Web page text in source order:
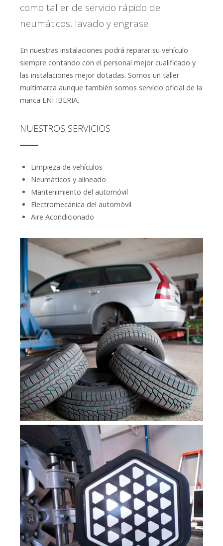
como taller de servicio rápido de
neumáticos, lavado y engrase.
En nuestras instalaciones podrá reparar su vehículo
siempre contando con el personal mejor cualificado y
las instalaciones mejor dotadas. Somos un taller
multimarca aunque también somos servicio oficial de la
marca ENI IBERIA.
NUESTROS SERVICIOS
Limpieza de vehículos
Neumáticos y alineado
Mantenimiento del automóvil
Electromecánica del automóvil
Aire Acondicionado